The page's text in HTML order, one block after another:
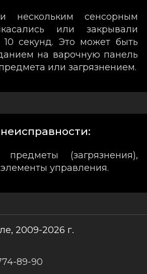
сенсорным
или закрывали
секунд. Это может быть
на варочную панель
или загрязнением.
(загрязнения),
управления.
2009-2026 г.
89-90